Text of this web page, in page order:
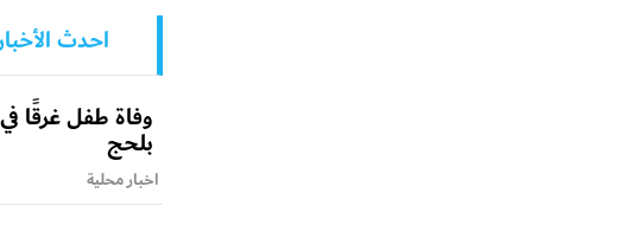
احدث
وفاة طفل غرقًا
بلحج
اخبار محلية